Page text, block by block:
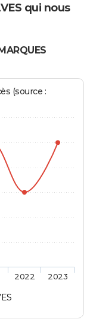
qui nous
(source :
2022 2023